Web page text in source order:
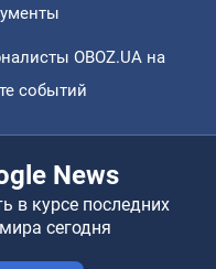
OBOZ.UA на
событий
News
в курсе последних
сегодня